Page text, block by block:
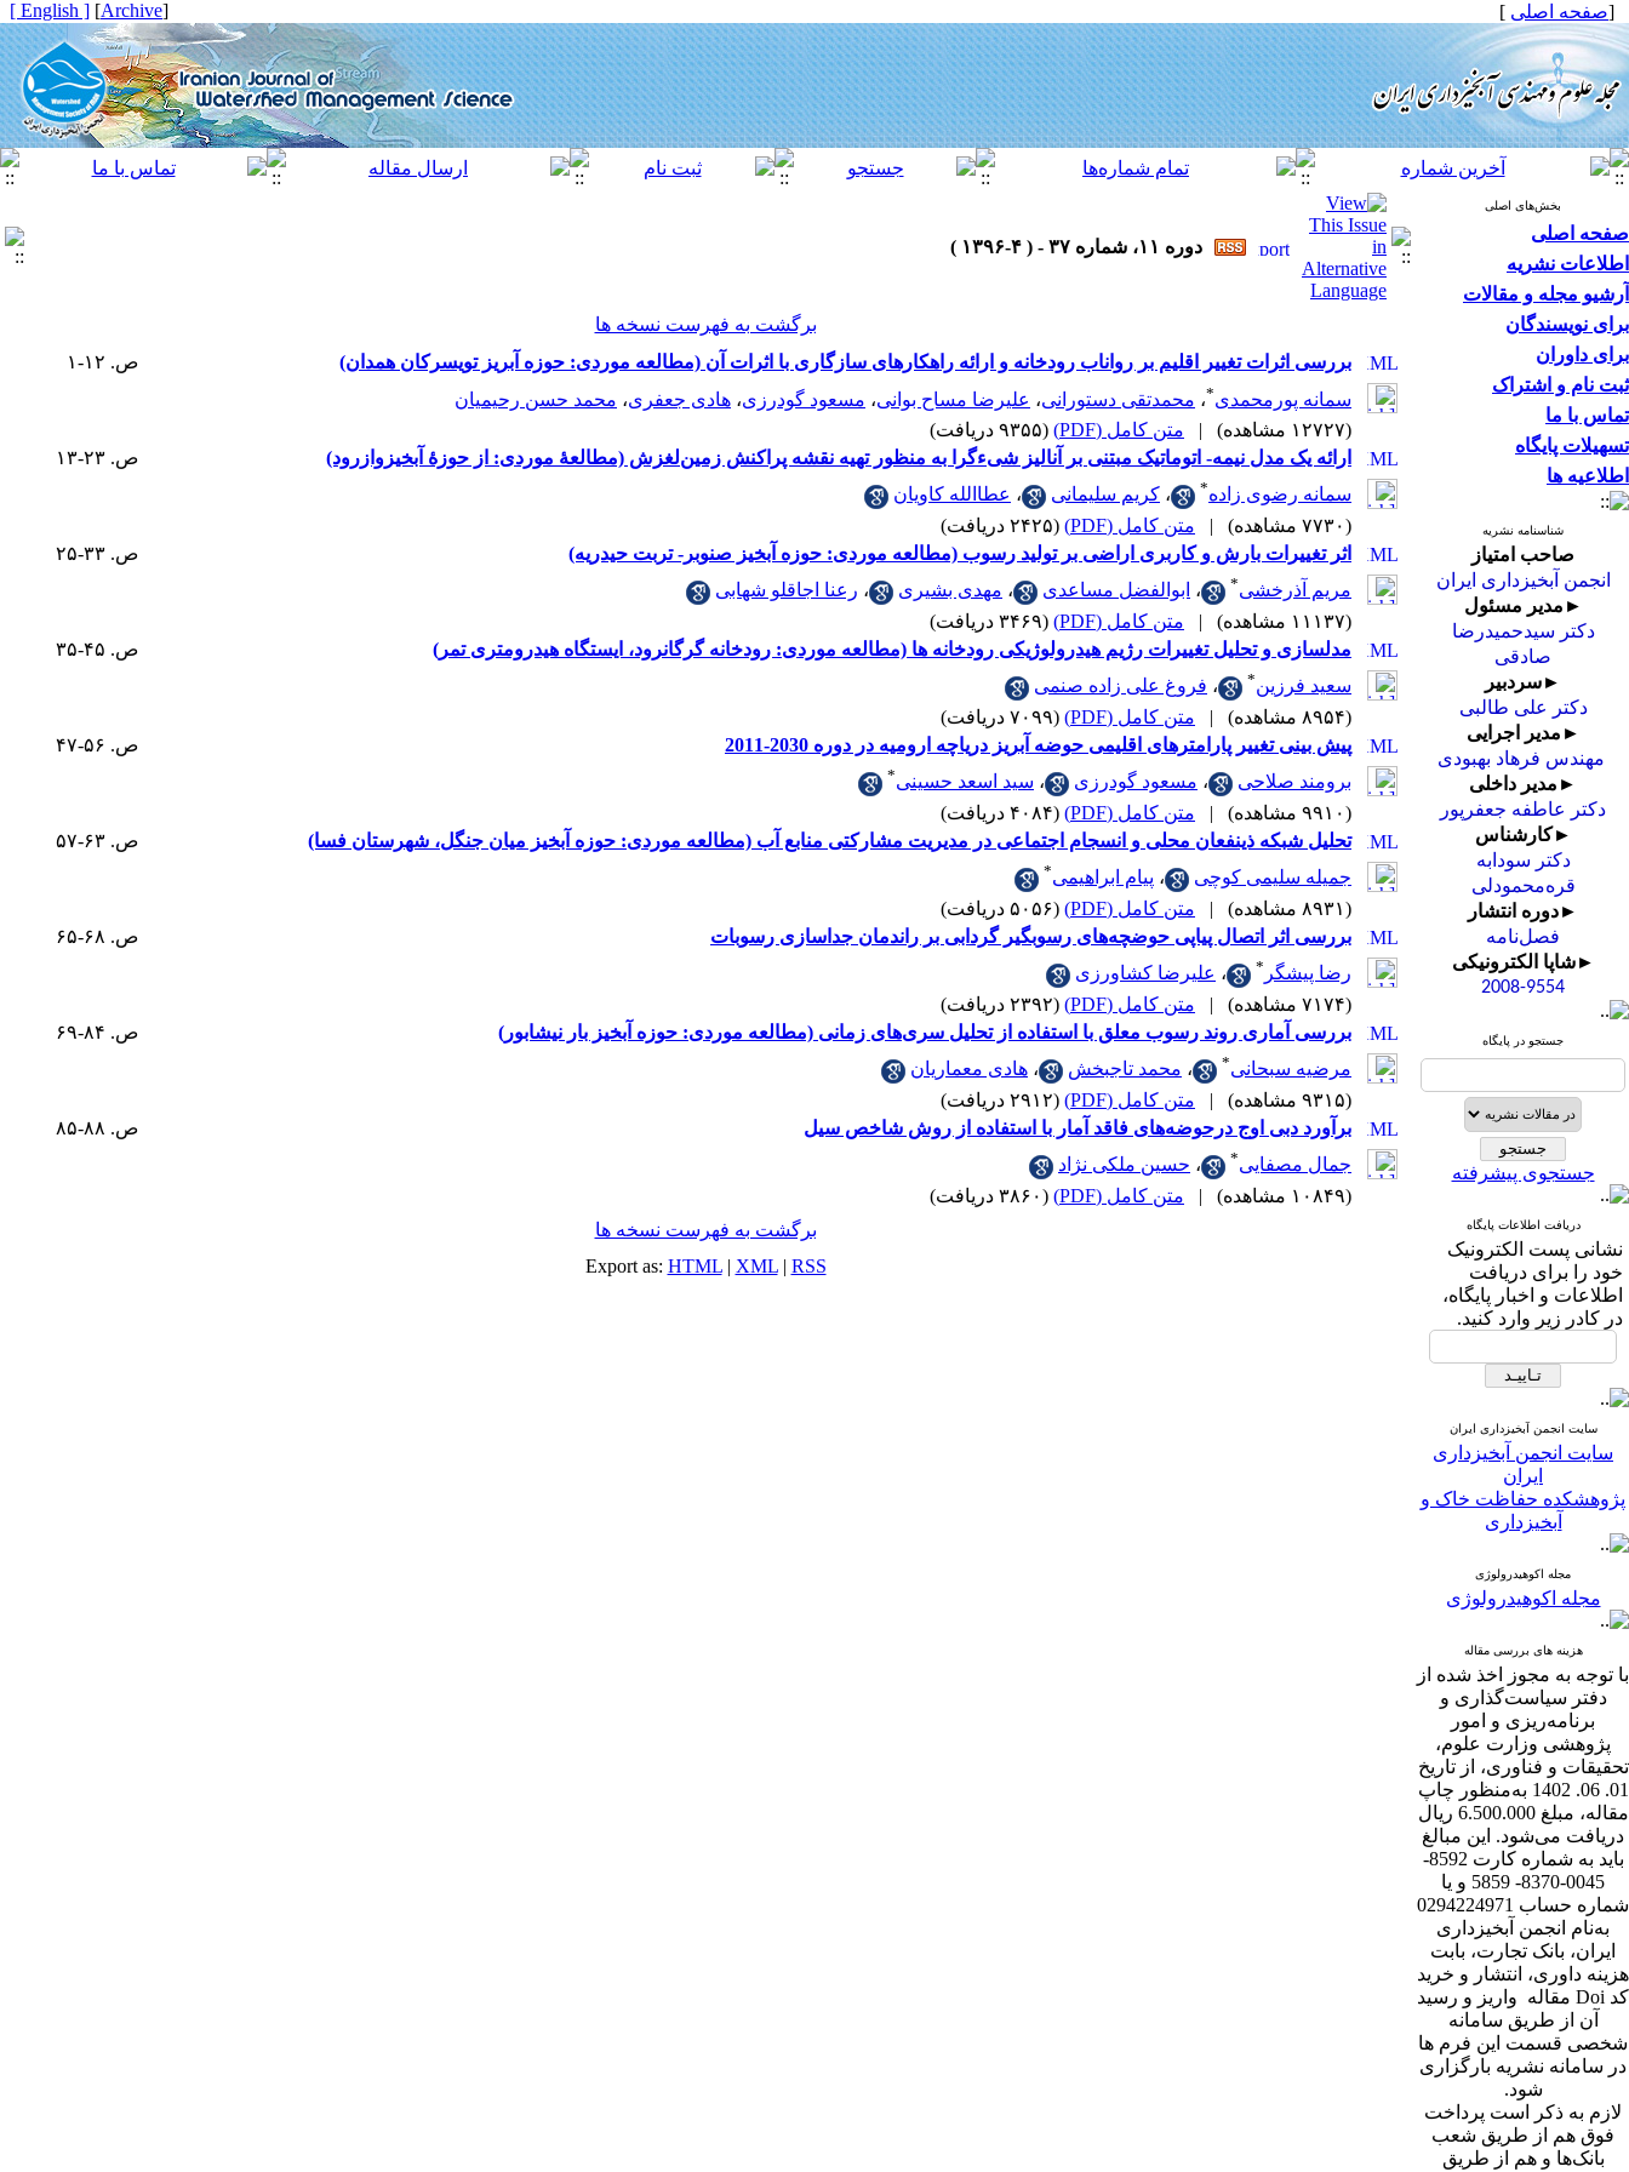
[صفحه اصلی ]
[
Archive
]
[ English ]
بخش‌های اصلی
صفحه اصلی
اطلاعات نشریه
آرشیو مجله و مقالات
برای نویسندگان
برای داوران
ثبت نام و اشتراک
تماس با ما
تسهیلات پایگاه
اطلاعیه ها
شناسنامه نشریه
صاحب امتیاز
انجمن آبخیزداری ایران
►مدیر مسئول
دکتر سیدحمیدرضا
صادقی
►سردبیر
دکتر علی طالبی
►مدیر اجرایی
مهندس فرهاد بهبودی
►مدیر داخلی
دکتر عاطفه جعفرپور
►کارشناس
دکتر سودابه
قره‌محمودلی
►دوره انتشار
فصل‌نامه
►شاپا الکترونیکی
2008-9554
جستجو در پایگاه
جستجوی پیشرفته
دریافت اطلاعات پایگاه
نشانی پست الکترونیک
خود را برای دریافت
اطلاعات و اخبار پایگاه،
در کادر زیر وارد کنید.
سایت انجمن آبخیزداری ایران
سایت انجمن آبخیزداری
ایران
پژوهشکده حفاظت خاک و
آبخیزداری
مجله اکوهیدرولوژی
مجله اکوهیدرولوژی
هزینه های بررسی مقاله
با توجه به مجوز اخذ شده از
دفتر سیاست‌گذاری و
برنامه‌ریزی و امور
پژوهشی وزارت علوم،
تحقیقات و فناوری، از تاریخ
01. 06. 1402 به‌منظور چاپ
مقاله، مبلغ 6.500.000 ریال
دریافت می‌شود. این مبالغ
باید به شماره کارت 8592-
0045-8370- 5859 و یا
شماره حساب 0294224971
به‌نام انجمن آبخیزداری
ایران، بانک تجارت، بابت
هزینه داوری، انتشار و خرید
کد Doi مقاله واریز و رسید
آن از طریق سامانه
شخصی قسمت این فرم ها
در سامانه نشریه بارگزاری
شود.
لازم به ذکر است پرداخت
فوق هم از طریق شعب
بانک‌‌ها و هم از طریق
دوره ۱۱، شماره ۳۷ - ( ۴-۱۳۹۶ )
برگشت به فهرست نسخه ها
بررسی اثرات تغییر اقلیم بر رواناب رودخانه و ارائه راهکارهای سازگاری با اثرات آن (مطالعه موردی: حوزه آبریز تویسرکان همدان)
ص. ۱۲-۱
سمانه پورمحمدی*، محمدتقی دستورانی، علیرضا مساح بوانی، مسعود گودرزی، هادی جعفری، محمد حسن رحیمیان
(۱۲۷۲۷ مشاهده)
| متن کامل (PDF)
(۹۳۵۵ دریافت)
ارائه یک مدل نیمه- اتوماتیک مبتنی بر آنالیز شیءگرا به منظور تهیه نقشه پراکنش زمین‌لغزش (مطالعۀ موردی: از حوزۀ آبخیزوازرود)
ص. ۲۳-۱۳
سمانه رضوی زاده* ، کریم سلیمانی ، عطاالله کاویان
(۷۷۳۰ مشاهده)
| متن کامل (PDF)
(۲۴۲۵ دریافت)
اثر تغییرات بارش و کاربری اراضی بر تولید رسوب (مطالعه موردی: حوزه آبخیز صنوبر- تربت حیدریه)
ص. ۳۳-۲۵
مریم آذرخشی* ، ابوالفضل مساعدی ، مهدی بشیری ، رعنا اجاقلو شهابی
(۱۱۱۳۷ مشاهده)
| متن کامل (PDF)
(۳۴۶۹ دریافت)
مدلسازی و تحلیل تغییرات رژیم هیدرولوژیکی رودخانه ها (مطالعه موردی: رودخانه گرگانرود، ایستگاه هیدرومتری تمر)
ص. ۴۵-۳۵
سعید فرزین* ، فروغ علی زاده صنمی
(۸۹۵۴ مشاهده)
| متن کامل (PDF)
(۷۰۹۹ دریافت)
پیش بینی تغییر پارامترهای اقلیمی حوضه آبریز دریاچه ارومیه در دوره 2030-2011
ص. ۵۶-۴۷
برومند صلاحی
، مسعود گودرزی ، سید اسعد حسینی*
(۹۹۱۰ مشاهده) | متن کامل (PDF)
(۴۰۸۴ دریافت)
تحلیل شبکه ذینفعان محلی و انسجام اجتماعی در مدیریت مشارکتی منابع آب (مطالعه موردی: حوزه آبخیز میان جنگل، شهرستان فسا)
ص. ۶۳-۵۷
جمیله سلیمی کوچی
، پیام ابراهیمی*
(۸۹۳۱ مشاهده) | متن کامل (PDF)
(۵۰۵۶ دریافت)
بررسی اثر اتصال پیاپی حوضچه‌های رسوبگیر گردابی بر راندمان جداسازی رسوبات
ص. ۶۸-۶۵
رضا پیشگر * ، علیرضا کشاورزی
(۷۱۷۴ مشاهده)
| متن کامل (PDF)
(۲۳۹۲ دریافت)
بررسی آماری روند رسوب معلق با استفاده از تحلیل سری‌های زمانی (مطالعه موردی: حوزه آبخیز بار نیشابور)
ص. ۸۴-۶۹
مرضیه سبحانی* ، محمد تاجبخش ، هادی معماریان
(۹۳۱۵ مشاهده)
| متن کامل (PDF)
(۲۹۱۲ دریافت)
برآورد دبی اوج درحوضه‌های فاقد آمار با استفاده از روش شاخص سیل
ص. ۸۸-۸۵
جمال مصفایی* ، حسین ملکی نژاد
(۱۰۸۴۹ مشاهده)
| متن کامل (PDF)
(۳۸۶۰ دریافت)
برگشت به فهرست نسخه ها
Export as: HTML| XML| RSS